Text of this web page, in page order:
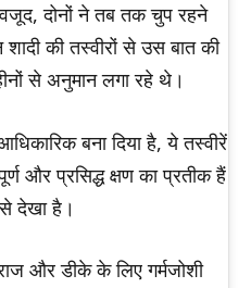
दोनों ने तब तक चुप रहने
की तस्वीरों से उस बात की
से अनुमान लगा रहे थे।
बना दिया है, ये तस्वीरें
और प्रसिद्ध क्षण का प्रतीक हैं
देखा है।
और डीके के लिए गर्मजोशी